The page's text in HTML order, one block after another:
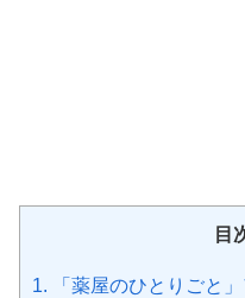
目
1. 「薬屋のひとりごと